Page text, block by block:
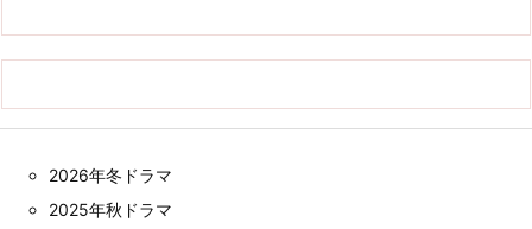
2026年冬ドラマ
2025年秋ドラマ